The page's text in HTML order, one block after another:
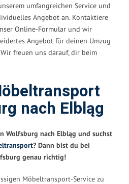
umfangreichen Service und
Angebot an. Kontaktiere
Online-Formular und wir
Angebot für deinen Umzug
freuen uns darauf, dir beim
nach Elbląg
Wolfsburg nach Elbląg und suchst
? Dann bist du bei
genau richtig!
Möbeltransport-Service zu